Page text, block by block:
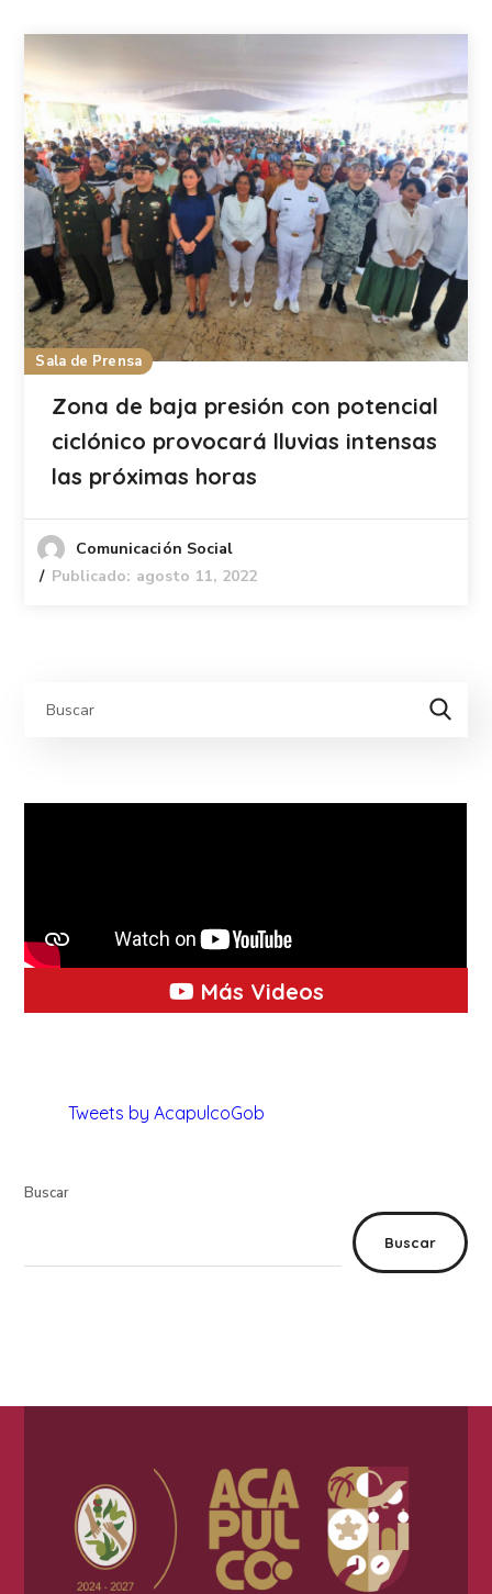
Sala de Prensa
Zona de baja presión con potencial
ciclónico provocará lluvias intensas
las próximas horas
Comunicación Social
Publicado: agosto 11, 2022
Más Videos
Tweets by AcapulcoGob
Buscar
Buscar